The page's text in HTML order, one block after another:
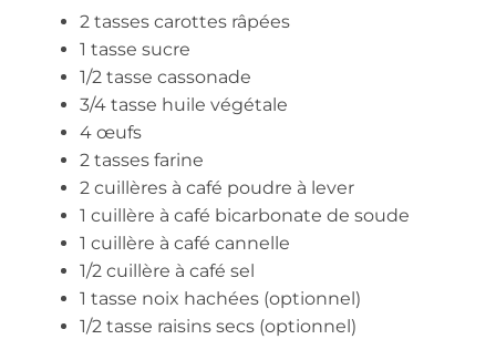
2 tasses carottes râpées
1 tasse sucre
1/2 tasse cassonade
3/4 tasse huile végétale
4 œufs
2 tasses farine
2 cuillères à café poudre à lever
1 cuillère à café bicarbonate de soude
1 cuillère à café cannelle
1/2 cuillère à café sel
1 tasse noix hachées (optionnel)
1/2 tasse raisins secs (optionnel)